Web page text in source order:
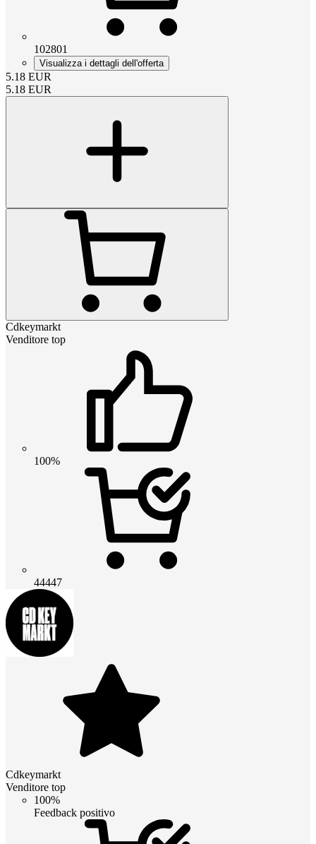
102801
Visualizza i dettagli dell'offerta
5.18 EUR
5.18 EUR
Cdkeymarkt
Venditore top
100%
44447
Cdkeymarkt
Venditore top
100%
Feedback positivo